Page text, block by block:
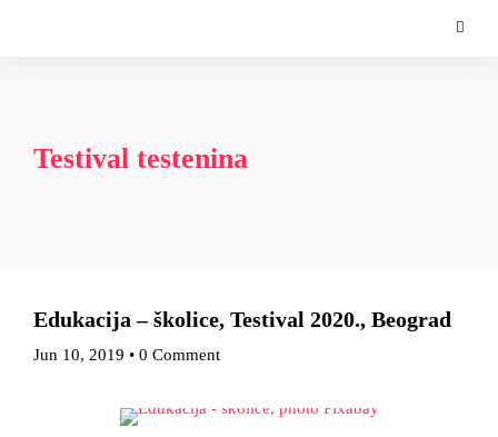
Testival testenina
Edukacija – školice, Testival 2020., Beograd
Jun 10, 2019 • 0 Comment